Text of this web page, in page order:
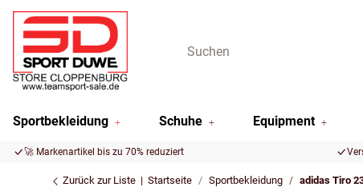
Sportbekleidung Schuhe Equipment
🚀 Markenartikel bis zu 70% reduziert
Zurück zur Liste Startseite Sportbekleidung adidas Tiro